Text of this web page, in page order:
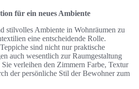
für ein neues Ambiente
stilvolles Ambiente in Wohnräumen zu
eine entscheidende Rolle.
sind nicht nur praktische
auch wesentlich zur Raumgestaltung
verleihen den Zimmern Farbe, Textur
der persönliche Stil der Bewohner zum